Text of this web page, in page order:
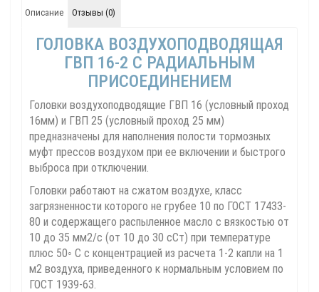
Описание Отзывы (0)
ГОЛОВКА ВОЗДУХОПОДВОДЯЩАЯ
ГВП 16-2 С РАДИАЛЬНЫМ
ПРИСОЕДИНЕНИЕМ
Головки воздухоподводящие ГВП 16 (условный проход
16мм) и ГВП 25 (условный проход 25 мм)
предназначены для наполнения полости тормозных
муфт прессов воздухом при ее включении и быстрого
выброса при отключении.
Головки работают на сжатом воздухе, класс
загрязненности которого не грубее 10 по ГОСТ 17433-
80 и содержащего распыленное масло с вязкостью от
10 до 35 мм2/с (от 10 до 30 сСт) при температуре
плюс 50◦ С с концентрацией из расчета 1-2 капли на 1
м2 воздуха, приведенного к нормальным условием по
ГОСТ 1939-63.